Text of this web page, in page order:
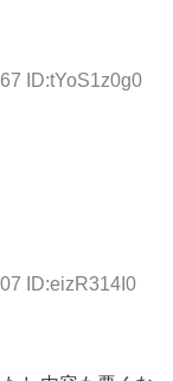
ID:tYoS1z0g0
ID:eizR314I0